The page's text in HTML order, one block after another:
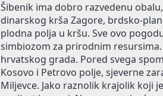
Šibenik ima dobro razvedenu
dinarskog krša Zagore, brdsko-
plodna polja u kršu. Sve ovo
simbiozom za prirodnim
hrvatskog grada. Pored svega
Kosovo i Petrovo polje, sjeverne
Miljevce. Jako raznolik krajolik koji